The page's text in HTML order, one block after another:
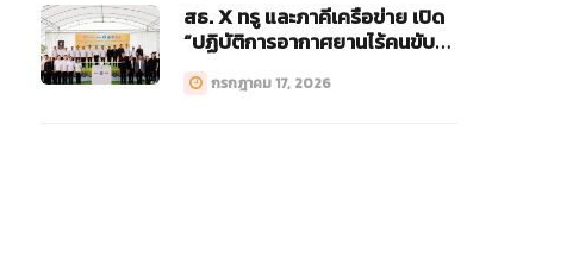
สธ. X ทรู และภาคีเครือข่าย เปิด
“ปฏิบัติการอากาศยานไร้คนขับ
กรกฎาคม 17, 2026